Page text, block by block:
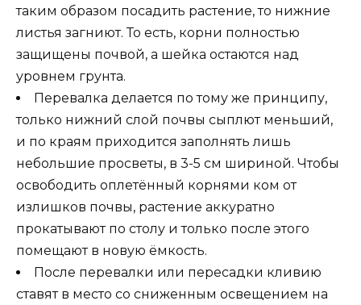
таким образом посадить растение, то нижние
листья загниют. То есть, корни полностью
защищены почвой, а шейка остаются над
уровнем грунта.
Перевалка делается по тому же принципу,
только нижний слой почвы сыплют меньший,
и по краям приходится заполнять лишь
небольшие просветы, в 3-5 см шириной. Чтобы
освободить оплетённый корнями ком от
излишков почвы, растение аккуратно
прокатывают по столу и только после этого
помещают в новую ёмкость.
После перевалки или пересадки кливию
ставят в место со сниженным освещением на